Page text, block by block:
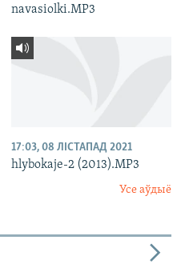
navasiolki.MP3
17:03, 08 ЛІСТАПАД 2021
hlybokaje-2 (2013).MP3
Усе аўдыё